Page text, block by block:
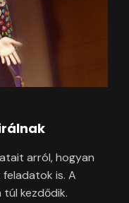
arról, hogyan
is. A
kezdődik.